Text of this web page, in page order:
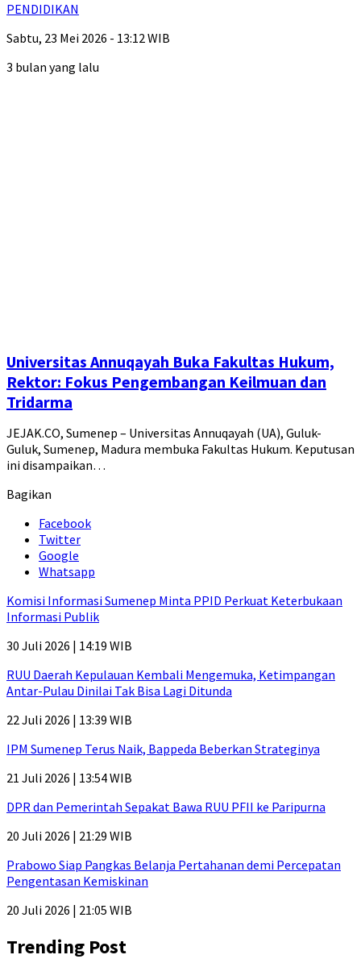
PENDIDIKAN
Sabtu, 23 Mei 2026 - 13:12 WIB
3 bulan yang lalu
Universitas Annuqayah Buka Fakultas Hukum,
Rektor: Fokus Pengembangan Keilmuan dan
Tridarma
JEJAK.CO, Sumenep – Universitas Annuqayah (UA), Guluk-
Guluk, Sumenep, Madura membuka Fakultas Hukum. Keputusan
ini disampaikan…
Bagikan
Facebook
Twitter
Google
Whatsapp
Komisi Informasi Sumenep Minta PPID Perkuat Keterbukaan
Informasi Publik
30 Juli 2026 | 14:19 WIB
RUU Daerah Kepulauan Kembali Mengemuka, Ketimpangan
Antar-Pulau Dinilai Tak Bisa Lagi Ditunda
22 Juli 2026 | 13:39 WIB
IPM Sumenep Terus Naik, Bappeda Beberkan Strateginya
21 Juli 2026 | 13:54 WIB
DPR dan Pemerintah Sepakat Bawa RUU PFII ke Paripurna
20 Juli 2026 | 21:29 WIB
Prabowo Siap Pangkas Belanja Pertahanan demi Percepatan
Pengentasan Kemiskinan
20 Juli 2026 | 21:05 WIB
Trending Post